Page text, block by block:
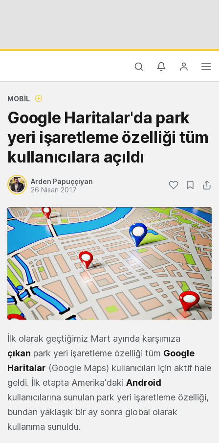
MOBIL
Google Haritalar'da park
yeri işaretleme özelliği tüm
kullanıcılara açıldı
Arden Papuççiyan
26 Nisan 2017
İlk olarak geçtiğimiz Mart ayında karşımıza
çıkan park yeri işaretleme özelliği tüm Google
Haritalar (Google Maps) kullanıcıları için aktif hale
geldi. İlk etapta Amerika'daki Android
kullanıcılarına sunulan park yeri işaretleme özelliği,
bundan yaklaşık bir ay sonra global olarak
kullanıma sunuldu.